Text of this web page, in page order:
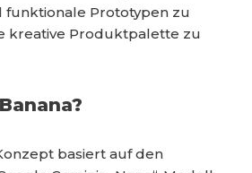
funktionale Prototypen zu
kreative Produktpalette zu
basiert auf den